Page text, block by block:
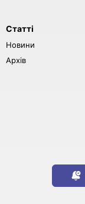
Статті
Новини
Архів